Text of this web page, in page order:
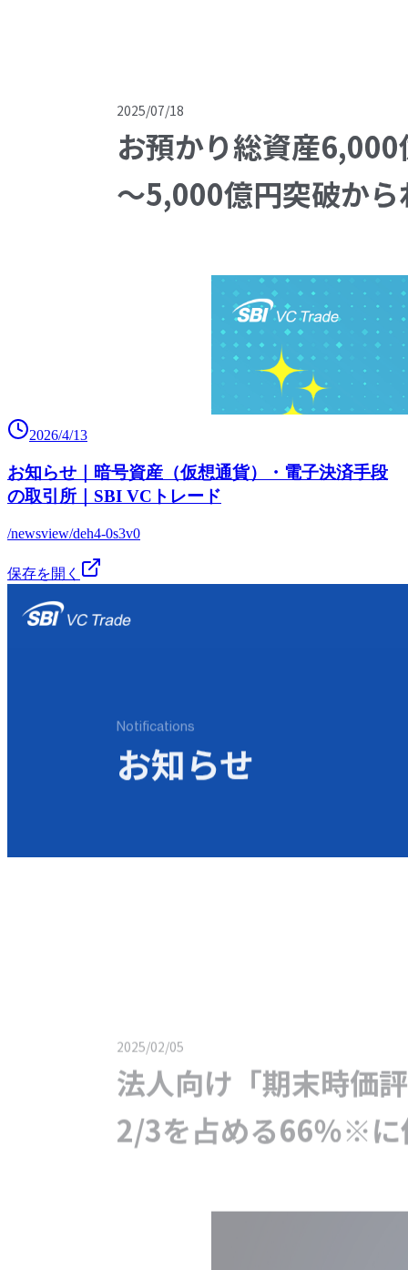
2026/4/13
お知らせ｜暗号資産（仮想通貨）・電子決済手段
の取引所｜SBI VCトレード
/newsview/deh4-0s3v0
保存を開く